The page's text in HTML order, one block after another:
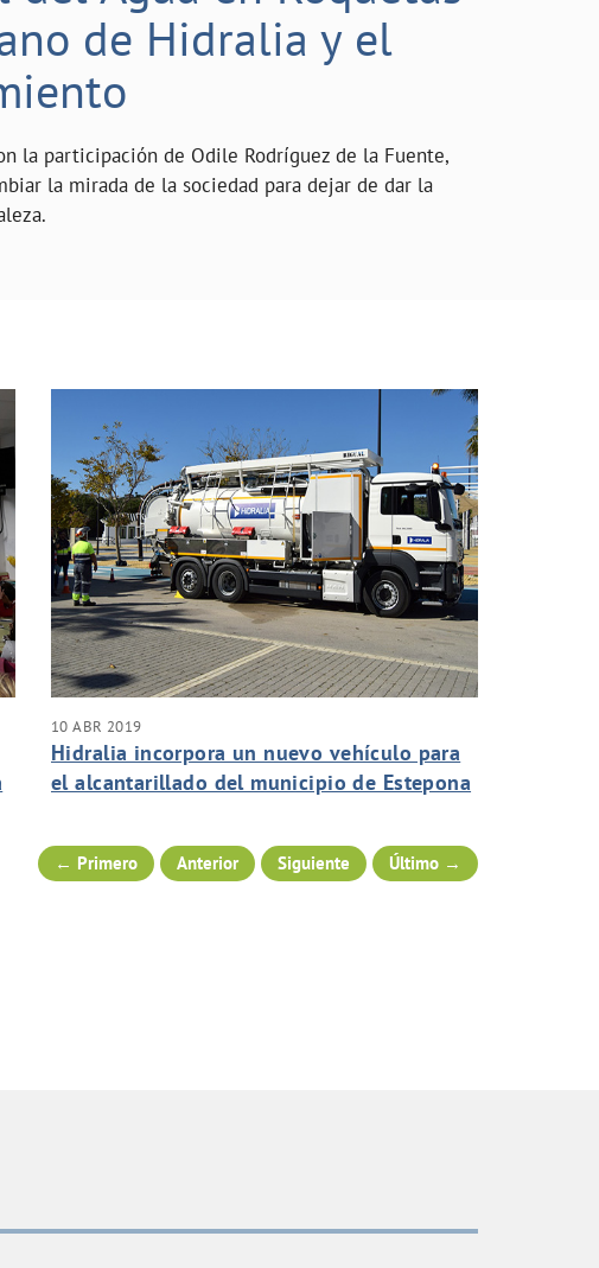
de Hidralia y el
la participación de Odile Rodríguez de la Fuente,
la mirada de la sociedad para dejar de dar la
10 ABR 2019
Hidralia incorpora un nuevo vehículo para
el alcantarillado del municipio de Estepona
← Primero Anterior Siguiente Último →